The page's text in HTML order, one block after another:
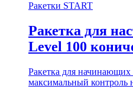
Ракетки START
Ракетка для
Level 100
Ракетка для
максимальный контроль